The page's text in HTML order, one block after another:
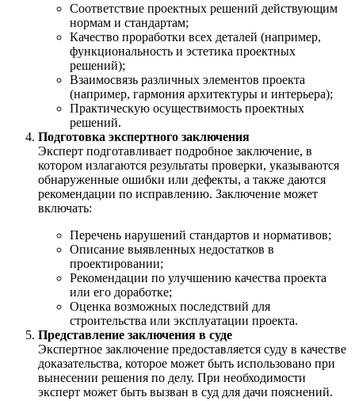
Соответствие проектных решений действующим
нормам и стандартам;
Качество проработки всех деталей (например,
функциональность и эстетика проектных
решений);
Взаимосвязь различных элементов проекта
(например, гармония архитектуры и интерьера);
Практическую осуществимость проектных
решений.
Подготовка экспертного заключения
Эксперт подготавливает подробное заключение, в
котором излагаются результаты проверки, указываются
обнаруженные ошибки или дефекты, а также даются
рекомендации по исправлению. Заключение может
включать:
Перечень нарушений стандартов и нормативов;
Описание выявленных недостатков в
проектировании;
Рекомендации по улучшению качества проекта
или его доработке;
Оценка возможных последствий для
строительства или эксплуатации проекта.
Представление заключения в суде
Экспертное заключение предоставляется суду в качестве
доказательства, которое может быть использовано при
вынесении решения по делу. При необходимости
эксперт может быть вызван в суд для дачи пояснений.